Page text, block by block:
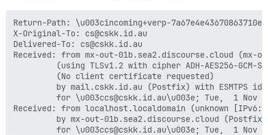
Return-Path: \u003cincoming+verp-
X-Original-To: cs@cskk.id.au
Delivered-To: cs@cskk.id.au
Received: from mx-out-01b.sea2.discourse.cloud (mx-
(using TLSv1.2 with cipher ADH-AES256-GCM-
         (No client certificate requested)
by mail.cskk.id.au (Postfix) with ESMTPS id
for \u003ccs@cskk.id.au\u003e; Tue,  1 Nov
Received: from localhost.localdomain (unknown
by mx-out-01b.sea2.discourse.cloud
for \u003ccs@cskk.id.au\u003e; Tue,  1 Nov